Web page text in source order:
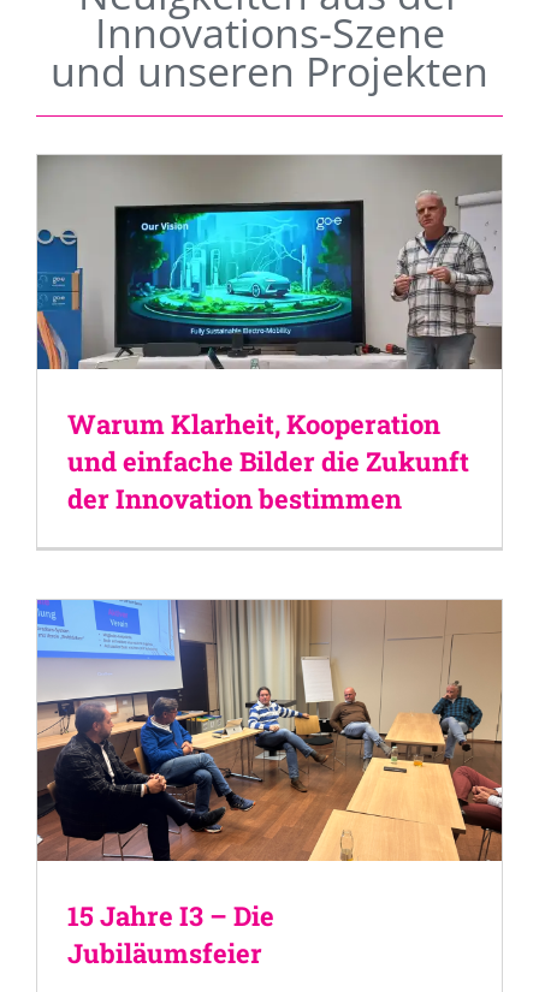
Innovations-Szene
und unseren Projekten
Warum Klarheit, Kooperation
und einfache Bilder die Zukunft
der Innovation bestimmen
15 Jahre I3 – Die
Jubiläumsfeier